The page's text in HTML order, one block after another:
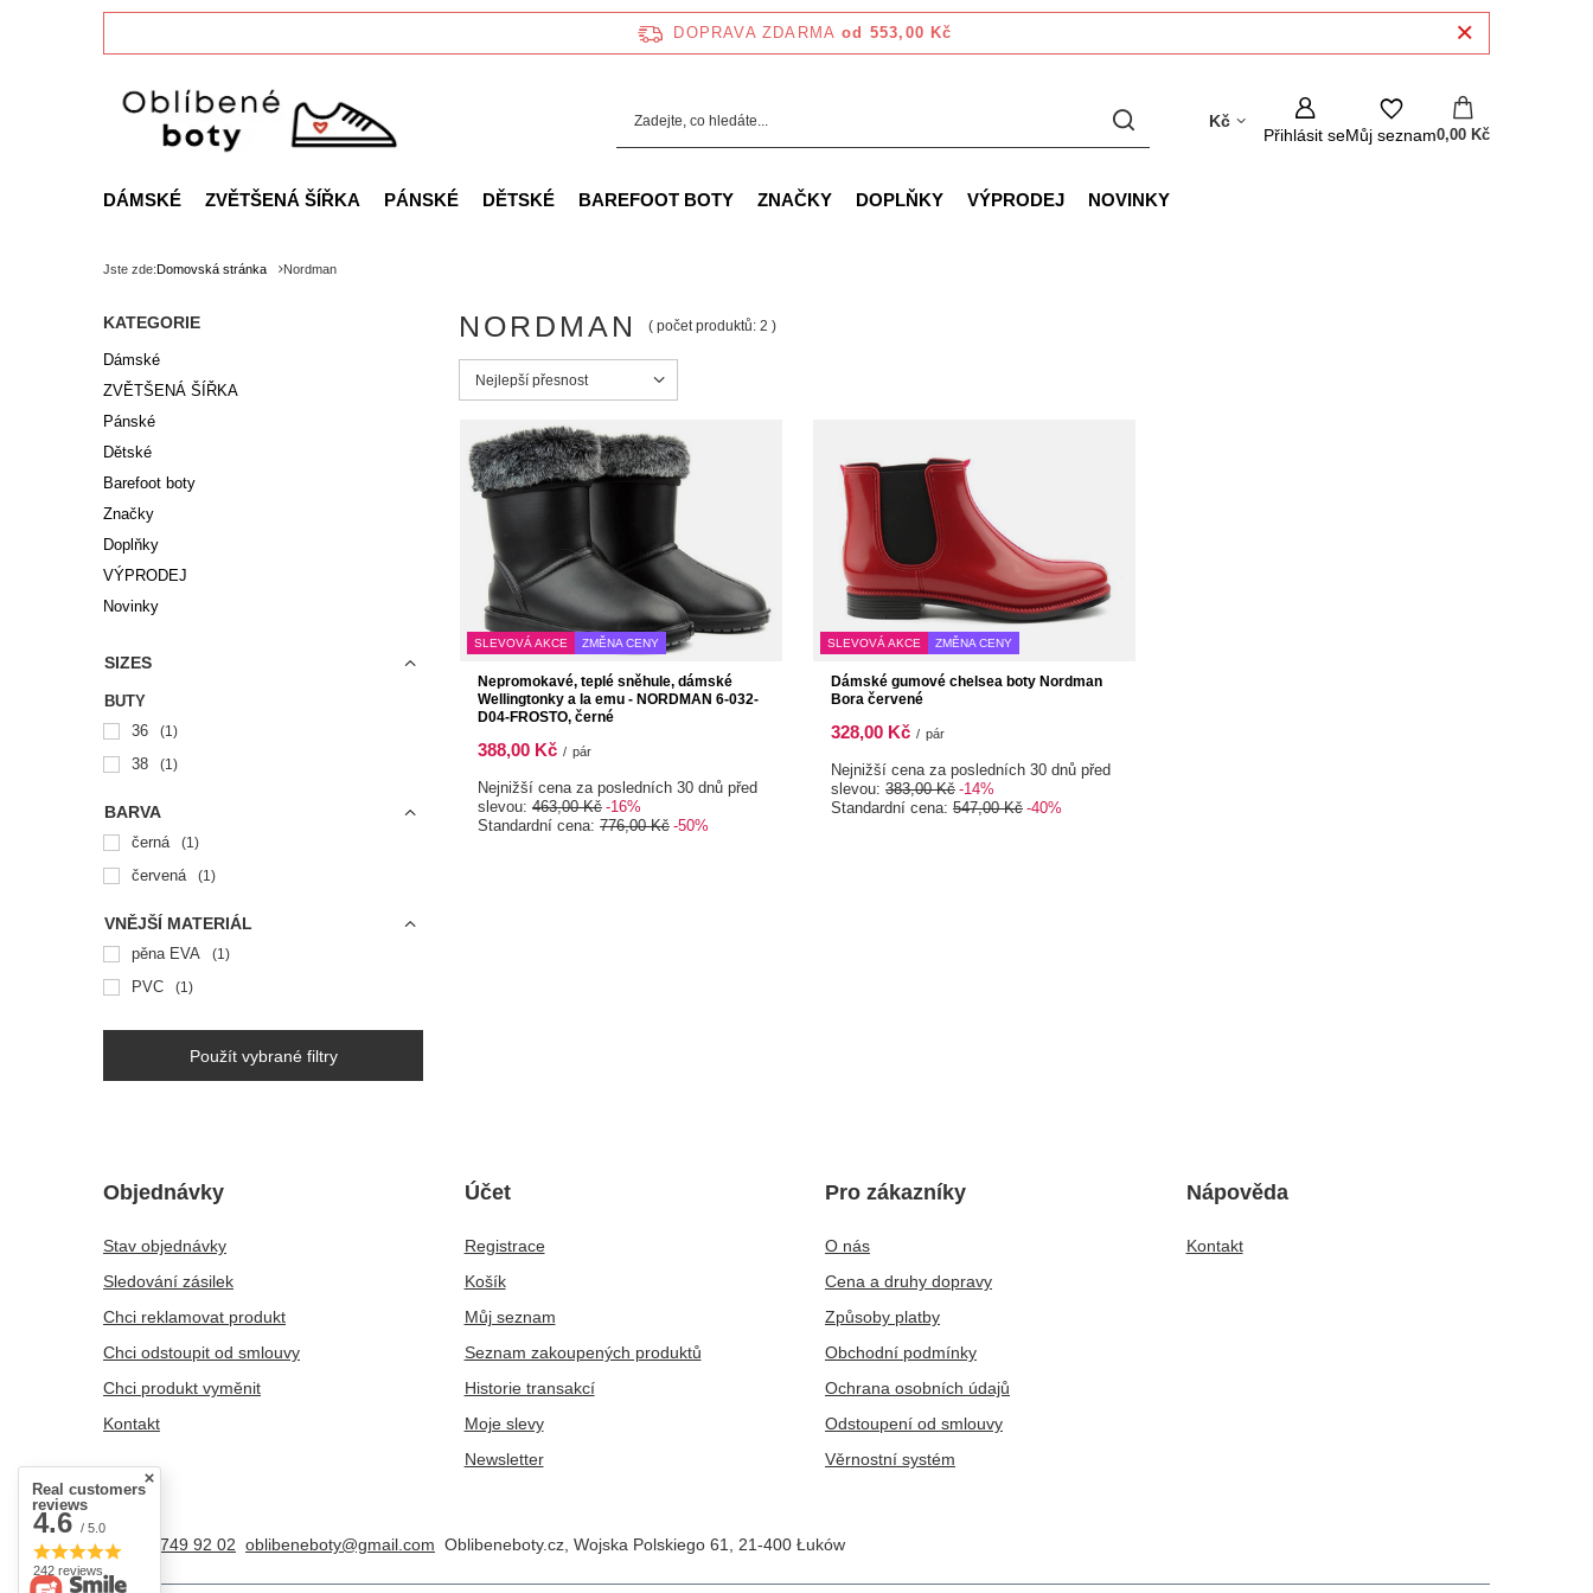
DOPRAVA ZDARMA od 553,00 Kč
Kč
Přihlásit seMůj seznam0,00 Kč
DÁMSKÉ ZVĚTŠENÁ ŠÍŘKA PÁNSKÉ DĚTSKÉ BAREFOOT BOTY ZNAČKY DOPLŇKY VÝPRODEJ NOVINKY
Jste zde:Domovská stránka Nordman
KATEGORIE
Dámské
ZVĚTŠENÁ ŠÍŘKA
Pánské
Dětské
Barefoot boty
Značky
Doplňky
VÝPRODEJ
Novinky
SIZES
BUTY
36
1
38 1
BARVA
černá 1
červená 1
VNĚJŠÍ MATERIÁL
pěna EVA 1
PVC 1
Použít vybrané filtry
NORDMAN ( počet produktů: 2 )
Zmień sortowanie
Nejlepší přesnost
SLEVOVÁ AKCE ZMĚNA CENY
Nepromokavé, teplé sněhule, dámské
Wellingtonky a la emu - NORDMAN 6-032-
D04-FROSTO, černé
388,00 Kč / pár
Nejnižší cena za posledních 30 dnů před
slevou: 463,00 Kč -16%
Standardní cena: 776,00 Kč -50%
SLEVOVÁ AKCE ZMĚNA CENY
Dámské gumové chelsea boty Nordman
Bora červené
328,00 Kč / pár
Nejnižší cena za posledních 30 dnů před
slevou: 383,00 Kč -14%
Standardní cena: 547,00 Kč -40%
Objednávky
Stav objednávky
Sledování zásilek
Chci reklamovat produkt
Chci odstoupit od smlouvy
Chci produkt vyměnit
Kontakt
Účet
Registrace
Košík
Můj seznam
Seznam zakoupených produktů
Historie transakcí
Moje slevy
Newsletter
Pro zákazníky
O nás
Cena a druhy dopravy
Způsoby platby
Obchodní podmínky
Ochrana osobních údajů
Odstoupení od smlouvy
Věrnostní systém
Nápověda
Kontakt
+48 25 749 92 02 oblibeneboty@gmail.com Oblibeneboty.cz Wojska Polskiego 61 21-400 Łuków
Real customers
reviews
4.6 / 5.0
242 reviews